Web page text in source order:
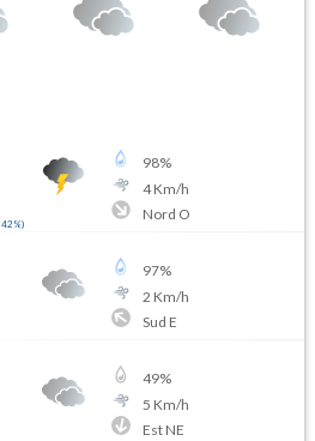
42 %)
98%
4Km/h
Nord O
97%
2 Km/h
Sud E
49%
5 Km/h
Est NE